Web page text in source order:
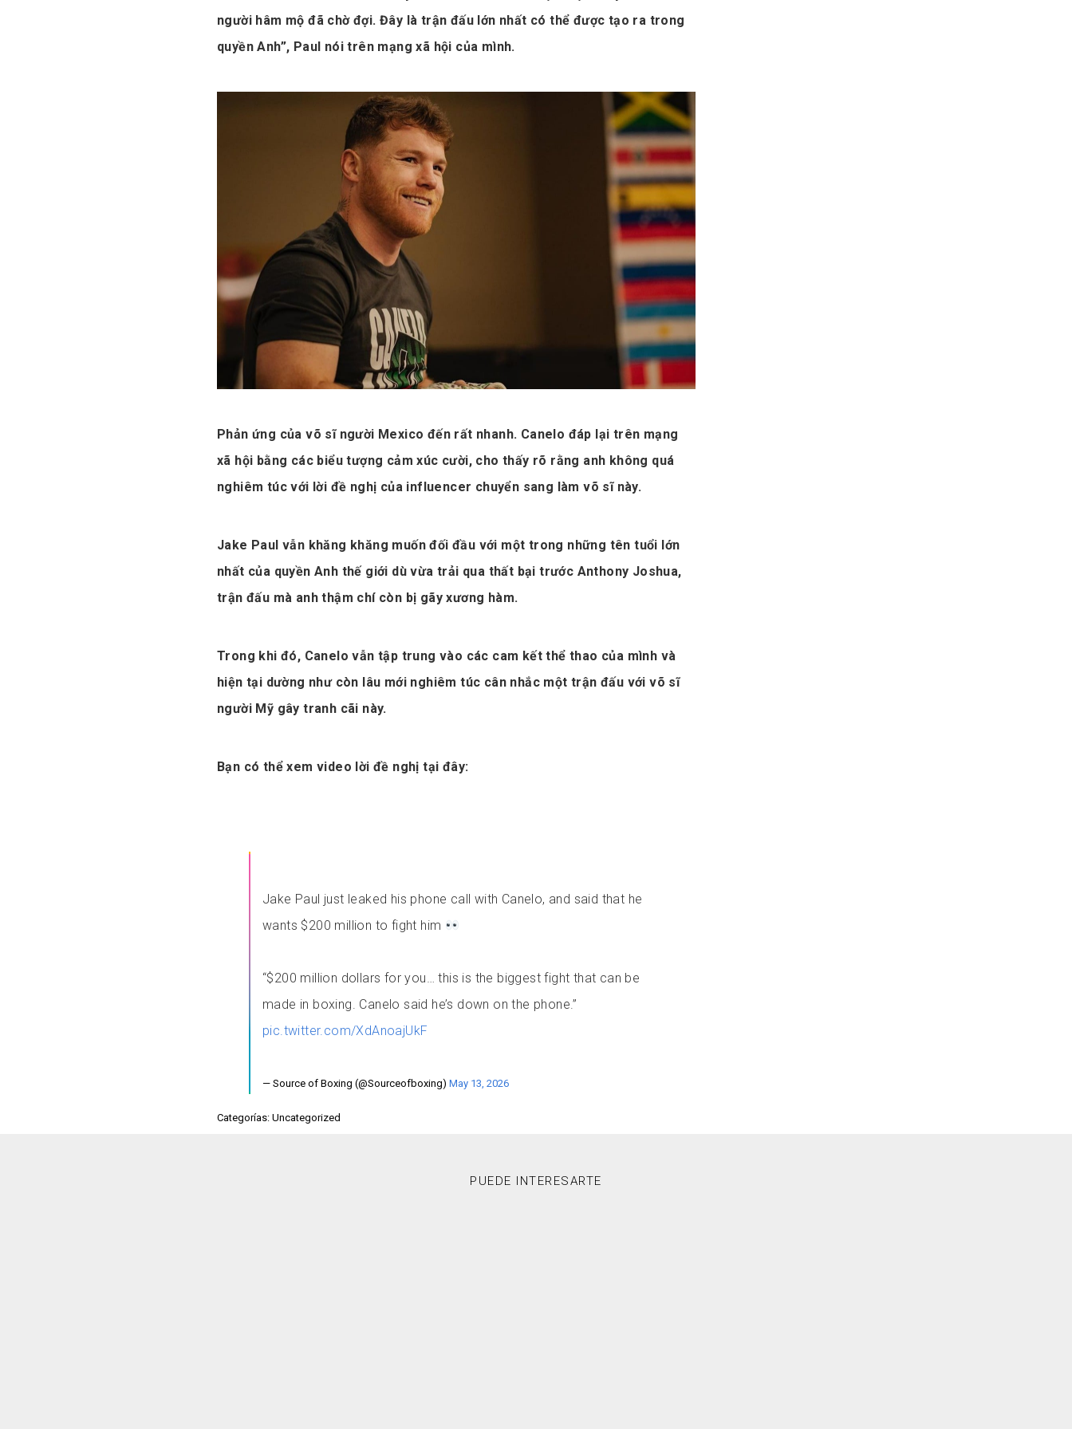
người hâm mộ đã chờ đợi. Đây là trận đấu lớn nhất có thể được tạo ra trong
quyền Anh”, Paul nói trên mạng xã hội của mình.
Phản ứng của võ sĩ người Mexico đến rất nhanh. Canelo đáp lại trên mạng
xã hội bằng các biểu tượng cảm xúc cười, cho thấy rõ rằng anh không quá
nghiêm túc với lời đề nghị của influencer chuyển sang làm võ sĩ này.
Jake Paul vẫn khăng khăng muốn đối đầu với một trong những tên tuổi lớn
nhất của quyền Anh thế giới dù vừa trải qua thất bại trước Anthony Joshua,
trận đấu mà anh thậm chí còn bị gãy xương hàm.
Trong khi đó, Canelo vẫn tập trung vào các cam kết thể thao của mình và
hiện tại dường như còn lâu mới nghiêm túc cân nhắc một trận đấu với võ sĩ
người Mỹ gây tranh cãi này.
Bạn có thể xem video lời đề nghị tại đây:
Jake Paul just leaked his phone call with Canelo, and said that he
wants $200 million to fight him
“$200 million dollars for you… this is the biggest fight that can be
made in boxing. Canelo said he’s down on the phone.”
pic.twitter.com/XdAnoajUkF
— Source of Boxing (@Sourceofboxing) May 13, 2026
Categorías: Uncategorized
PUEDE INTERESARTE